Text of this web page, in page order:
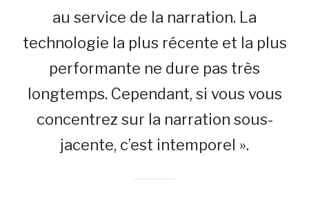
au service de la narration. La
technologie la plus récente et la plus
performante ne dure pas très
longtemps. Cependant, si vous vous
concentrez sur la narration sous-
jacente, c’est intemporel ».